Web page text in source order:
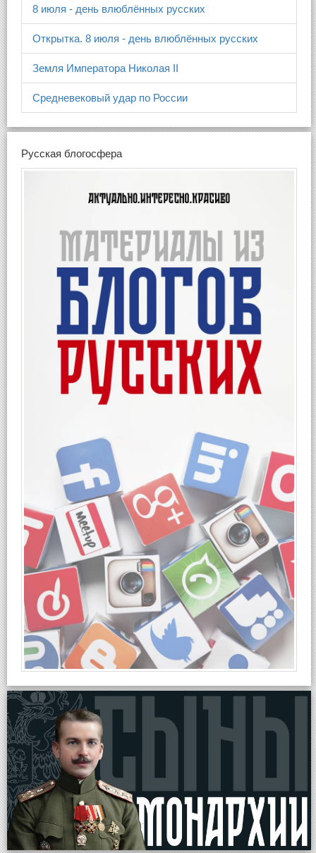
8 июля - день влюблённых русских
Открытка. 8 июля - день влюблённых русских
Земля Императора Николая II
Средневековый удар по России
Русская блогосфера